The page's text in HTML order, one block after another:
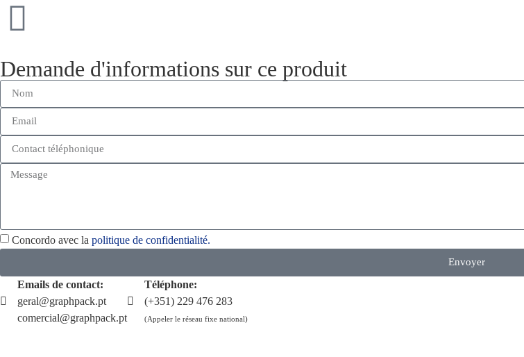
Demande d'informations sur ce produit
Concordo avec la politique de confidentialité.
Envoyer
Emails de contact:
geral@graphpack.pt
comercial@graphpack.pt
Téléphone:
(+351) 229 476 283
(Appeler le réseau fixe national)